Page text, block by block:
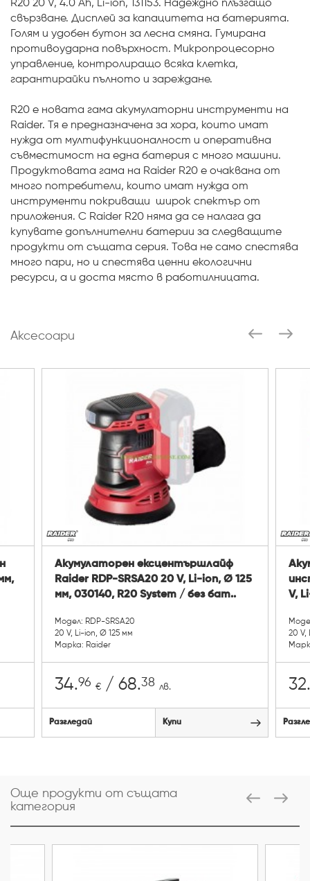
R20 20 V, 4.0 Ah, Li-ion, 131153. Надеждно плъзгащо
свързване. Дисплей за капацитета на батерията.
Голям и удобен бутон за лесна смяна. Гумирана
противоударна повърхност. Микропроцесорно
управление, контролиращо всяка клетка,
гарантирайки пълното и зареждане.
R20 e новата гама акумулаторни инструменти на
Raider. Тя е предназначена за хора, които имат
нужда от мултифункционалност и оперативна
съвместимост на една батерия с много машини.
Продуктовата гама на Raider R20 е очаквана от
много потребители, които имат нужда от
инструменти покриващи широк спектър от
приложения. С Raider R20 няма да се налага да
купувате допълнителни батерии за следващите
продукти от същата серия. Това не само спестява
много пари, но и спестява ценни екологични
ресурси, а и доста място в работилницата.
Аксесоари
Акумулаторен ексцентършлайф
Raider RDP-SRSA20 20 V, Li-ion, Ø 125
мм, 030140, R20 System / без бат..
Модел: RDP-SRSA20
20 V, Li-ion, Ø 125 мм
Марка: Raider
34.96 € / 68.38 лв.
Разгледай Купи
V,
20 V,
32.
Още продукти от същата
категория